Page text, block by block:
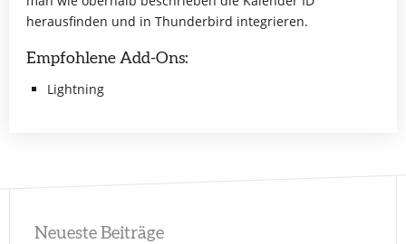
herausfinden und in Thunderbird integrieren.
Empfohlene Add-Ons:
Lightning
Neueste Beiträge